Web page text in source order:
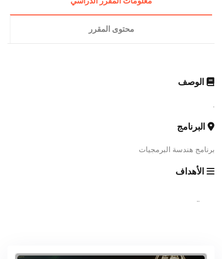
محتوى المقرر
الوصف
.
البرنامج
برنامج هندسة البرمجيات
الأهداف
..